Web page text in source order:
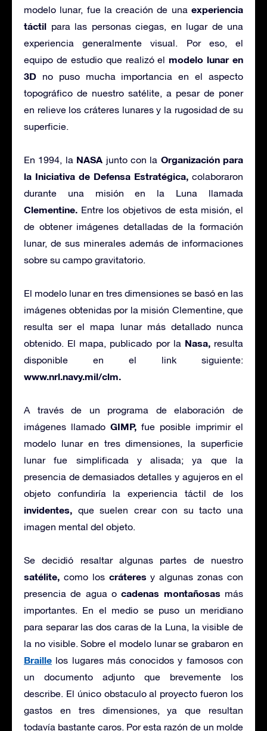
modelo lunar, fue la creación de una experiencia
táctil para las personas ciegas, en lugar de una
experiencia generalmente visual. Por eso, el
equipo de estudio que realizó el modelo lunar en
3D no puso mucha importancia en el aspecto
topográfico de nuestro satélite, a pesar de poner
en relieve los cráteres lunares y la rugosidad de su
superficie.
En 1994, la NASA junto con la Organización para
la Iniciativa de Defensa Estratégica, colaboraron
durante una misión en la Luna llamada
Clementine. Entre los objetivos de esta misión, el
de obtener imágenes detalladas de la formación
lunar, de sus minerales además de informaciones
sobre su campo gravitatorio.
El modelo lunar en tres dimensiones se basó en las
imágenes obtenidas por la misión Clementine, que
resulta ser el mapa lunar más detallado nunca
obtenido. El mapa, publicado por la Nasa,resulta
disponible en el link siguiente:
www.nrl.navy.mil/clm.
A través de un programa de elaboración de
imágenes llamado GIMP, fue posible imprimir el
modelo lunar en tres dimensiones, la superficie
lunar fue simplificada y alisada; ya que la
presencia de demasiados detalles y agujeros en el
objeto confundiría la experiencia táctil de los
invidentes, que suelen crear con su tacto una
imagen mental del objeto.
Se decidió resaltar algunas partes de nuestro
satélite, como los cráteres y algunas zonas con
presencia de agua ocadenas montañosas más
importantes. En el medio se puso un meridiano
para separar las dos caras de la Luna, la visible de
la no visible. Sobre el modelo lunar se grabaron en
Braille los lugares más conocidos y famosos con
un documento adjunto que brevemente los
describe. El único obstaculo al proyecto fueron los
gastos en tres dimensiones, ya que resultan
todavía bastante caros. Por esta razón de un molde